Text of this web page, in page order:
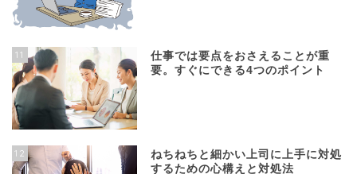
11
仕事では要点をおさえることが重
要。すぐにできる4つのポイント
12
ねちねちと細かい上司に上手に対処
するための心構えと対処法